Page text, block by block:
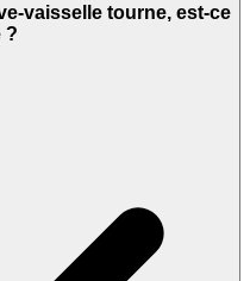
vaisselle tourne, est-ce
?